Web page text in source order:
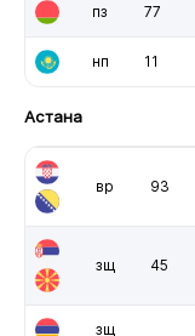
пз 77
нп 11
Астана
вр 93
зщ 45
зщ